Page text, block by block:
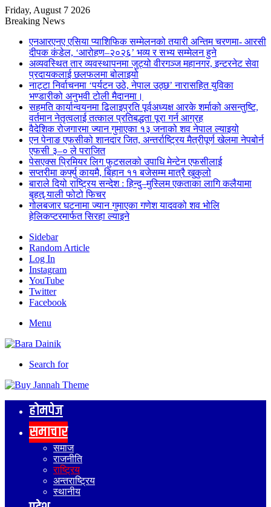
Friday, August 7 2026
Breaking News
एनआरएनए एसिया प्याशिफिक सम्मेलनको तयारी अन्तिम चरणमा- आरसी
दीपक कंडेल, ‘आरोहण–२०२६’ भव्य र सभ्य सम्मेलन हुने
अव्यवस्थित तार व्यवस्थापनमा जुट्यो वीरगञ्ज महानगर, इन्टरनेट सेवा
प्रदायकलाई छलफलमा बोलाइयो
नाट्टा निर्वाचनमा ‘पर्यटन उठे, नेपाल उठ्छ’ नारासहित युविका
भण्डारीको अनुभवी टोली मैदानमा।
सहमति कार्यान्वयनमा ढिलाइप्रति पूर्वअध्यक्ष आरके शर्माको असन्तुष्टि,
वर्तमान नेतृत्वलाई तत्काल प्रतिबद्धता पूरा गर्न आग्रह
वैदेशिक रोजगारमा ज्यान गुमाएका १३ जनाको शव नेपाल ल्याइयो
एन पेनाङ एफसीको शानदार जित, अन्तर्राष्ट्रिय मैत्रीपूर्ण खेलमा नेपबोर्न
एफसी ३–० ले पराजित
पेसएक्स प्रिमियर लिग फुटसलको उपाधि मेन्टेन एफसीलाई
सप्तरीमा कर्फ्यु कायमै, बिहान ११ बजेसम्म मात्रै खुकुलो
बाराले दियो राष्ट्रिय सन्देश : हिन्दु–मुस्लिम एकताका लागि कलैयामा
बृहत् र्‍याली फोटो फिचर
गोलबजार घटनामा ज्यान गुमाएका गणेश यादवको शव भोलि
हेलिकप्टरमार्फत सिरहा ल्याइने
Sidebar
Random Article
Log In
Instagram
YouTube
Twitter
Facebook
Menu
Search for
होमपेज
समाचार
समाज
राजनीति
राष्ट्रिय
अन्तराष्ट्रिय
स्थानीय